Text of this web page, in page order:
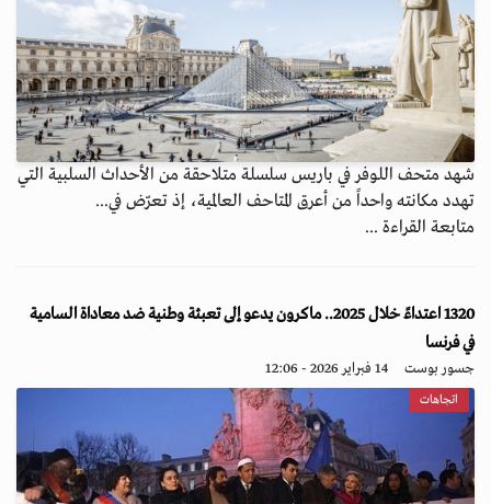
شهد متحف اللوفر في باريس سلسلة متلاحقة من الأحداث السلبية التي
تهدد مكانته واحداً من أعرق المتاحف العالمية، إذ تعرّض في...
متابعة القراءة ...
1320 اعتداءً خلال 2025.. ماكرون يدعو إلى تعبئة وطنية ضد معاداة السامية
في فرنسا
جسور بوست 14 فبراير 2026 - 12:06
اتجاهات